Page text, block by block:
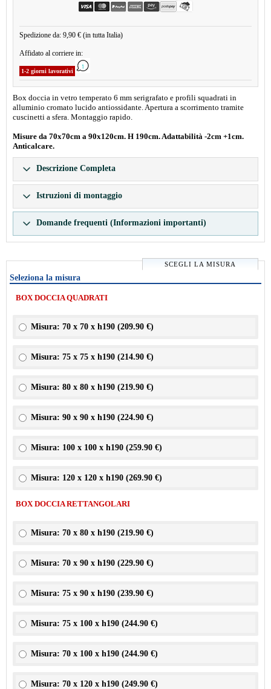
Spedizione da: 9,90 € (in tutta Italia)
Affidato al corriere in:
1-2 giorni lavorativi
Box doccia in vetro temperato 6 mm serigrafato e profili squadrati in
alluminio cromato lucido antiossidante. Apertura a scorrimento tramite
cuscinetti a sfera. Montaggio rapido.
Misure da 70x70cm a 90x120cm. H 190cm. Adattabilità -2cm +1cm.
Anticalcare.
Descrizione Completa
Istruzioni di montaggio
Domande frequenti (Informazioni importanti)
SCEGLI LA MISURA
Seleziona la misura
BOX DOCCIA QUADRATI
Misura: 70 x 70 x h190 (209.90 €)
Misura: 75 x 75 x h190 (214.90 €)
Misura: 80 x 80 x h190 (219.90 €)
Misura: 90 x 90 x h190 (224.90 €)
Misura: 100 x 100 x h190 (259.90 €)
Misura: 120 x 120 x h190 (269.90 €)
BOX DOCCIA RETTANGOLARI
Misura: 70 x 80 x h190 (219.90 €)
Misura: 70 x 90 x h190 (229.90 €)
Misura: 75 x 90 x h190 (239.90 €)
Misura: 75 x 100 x h190 (244.90 €)
Misura: 70 x 100 x h190 (244.90 €)
Misura: 70 x 120 x h190 (249.90 €)